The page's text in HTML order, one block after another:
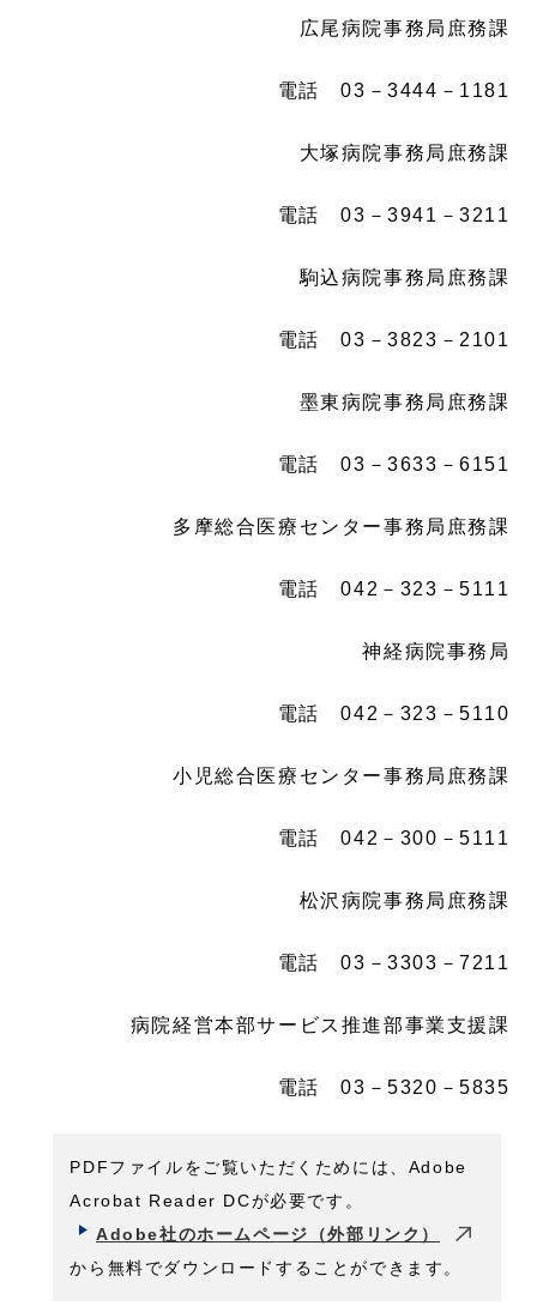
広尾病院事務局庶務課
電話 03－3444－1181
大塚病院事務局庶務課
電話 03－3941－3211
駒込病院事務局庶務課
電話 03－3823－2101
墨東病院事務局庶務課
電話 03－3633－6151
多摩総合医療センター事務局庶務課
電話 042－323－5111
神経病院事務局
電話 042－323－5110
小児総合医療センター事務局庶務課
電話 042－300－5111
松沢病院事務局庶務課
電話 03－3303－7211
病院経営本部サービス推進部事業支援課
電話 03－5320－5835
PDFファイルをご覧いただくためには、Adobe
Acrobat Reader DCが必要です。
Adobe社のホームページ（外部リンク）
から無料でダウンロードすることができます。